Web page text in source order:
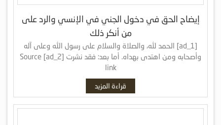
إيضاح الحق في دخول الجني في الإنسي والرد على
من أنكر ذلك
[ad_1] الحمد لله، والصلاة والسلام على رسول الله وعلى آله
وأصحابه ومن اهتدى بهداه. أما بعد: فقد نشرت [ad_2] Source
link
قراءة المزيد